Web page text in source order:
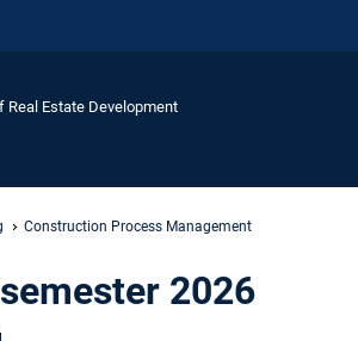
Estate Development
Construction Process Management
2026